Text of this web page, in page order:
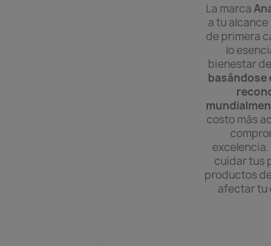
La marca
a tu
de primera
lo
bienestar
basándose
costo más
cuidar tus
productos
afectar tu